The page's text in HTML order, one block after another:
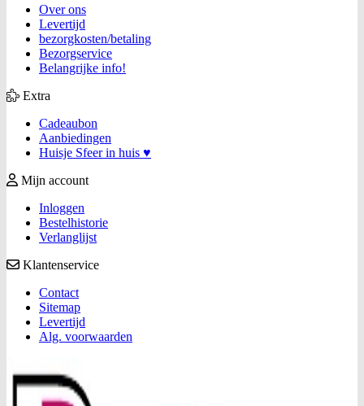
Over ons
Levertijd
bezorgkosten/betaling
Bezorgservice
Belangrijke info!
Extra
Cadeaubon
Aanbiedingen
Huisje Sfeer in huis ♥
Mijn account
Inloggen
Bestelhistorie
Verlanglijst
Klantenservice
Contact
Sitemap
Levertijd
Alg. voorwaarden